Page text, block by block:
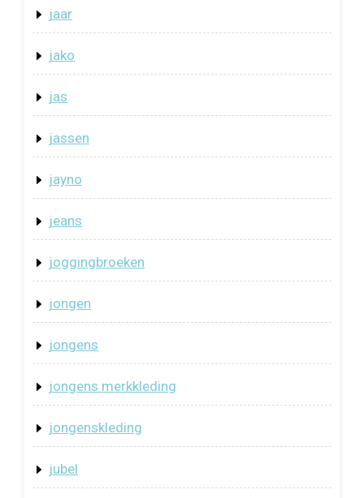
jaar
jako
jas
jassen
jayno
jeans
joggingbroeken
jongen
jongens
jongens merkkleding
jongenskleding
jubel